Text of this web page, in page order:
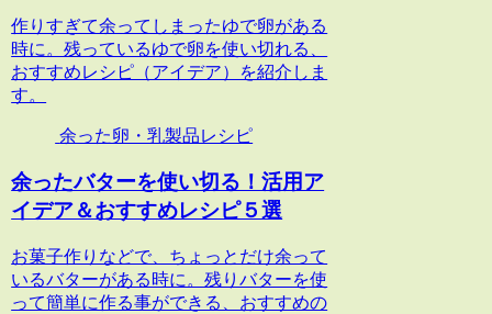
作りすぎて余ってしまったゆで卵がある
時に。残っているゆで卵を使い切れる、
おすすめレシピ（アイデア）を紹介しま
す。
余った卵・乳製品レシピ
余ったバターを使い切る！活用ア
イデア＆おすすめレシピ５選
お菓子作りなどで、ちょっとだけ余って
いるバターがある時に。残りバターを使
って簡単に作る事ができる、おすすめの